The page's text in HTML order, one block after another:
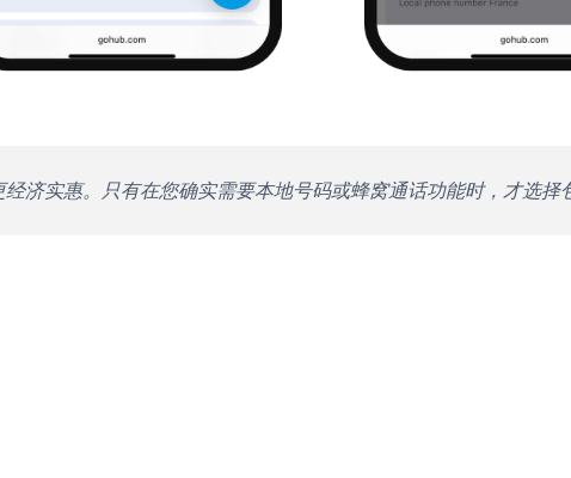
济实惠。只有在您确实需要本地号码或蜂窝通话功能时，才选择